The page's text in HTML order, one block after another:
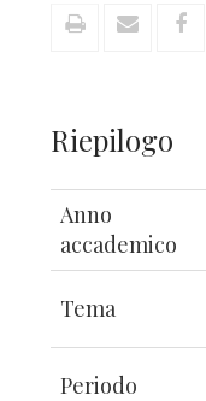
Riepilogo
Anno
accademico
Tema
Periodo